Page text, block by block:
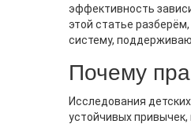
эффективность
этой статье
систему,
Почему
Исследования
устойчивых
КРИЗИСЫ И
Переломные
Жизни: Когда
Разбор основных
семьи, связанных с